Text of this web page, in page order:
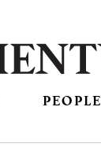
PEOPLE